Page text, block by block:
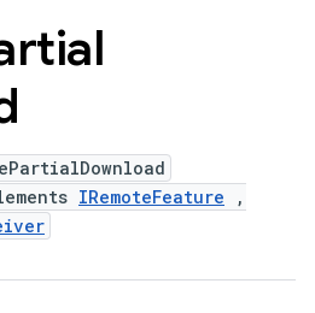
IRemoteFeature ,